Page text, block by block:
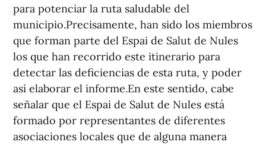
para potenciar la ruta saludable del
municipio.Precisamente, han sido los miembros
que forman parte del Espai de Salut de Nules
los que han recorrido este itinerario para
detectar las deficiencias de esta ruta, y poder
así elaborar el informe.En este sentido, cabe
señalar que el Espai de Salut de Nules está
formado por representantes de diferentes
asociaciones locales que de alguna manera